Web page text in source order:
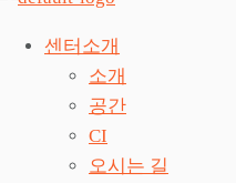
센터소개
소개
공간
CI
오시는 길